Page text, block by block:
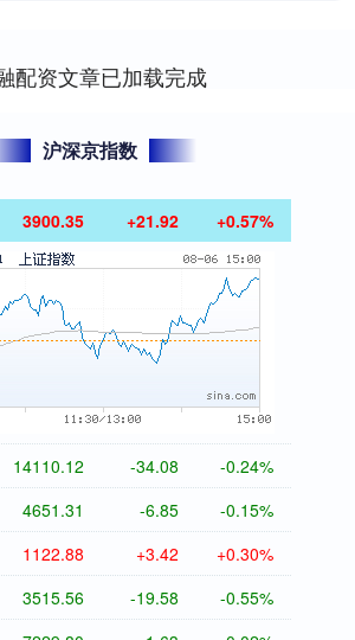
配资文章已加载完成
沪深京指数
3900.35 +21.92 +0.57%
14110.12 -34.08 -0.24%
4651.31 -6.85 -0.15%
1122.88 +3.42 +0.30%
3515.56 -19.58 -0.55%